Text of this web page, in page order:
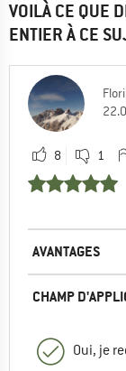
VOILÀ CE QUE
ENTIER À CE
8 1
AVANTAGES
CHAMP
Oui, je